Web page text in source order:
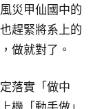
災甲仙國中的
趕緊將系上的
做就對了。
落實「做中